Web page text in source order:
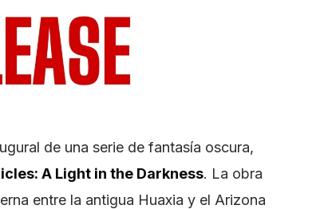
de una serie de fantasía oscura,
A Light in the Darkness. La obra
entre la antigua Huaxia y el Arizona